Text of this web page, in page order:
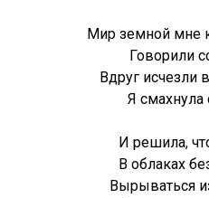
Мир земной мне
Говорили
Вдруг исчезли
Я смахнула
И решила,
В облаках
Вырываться